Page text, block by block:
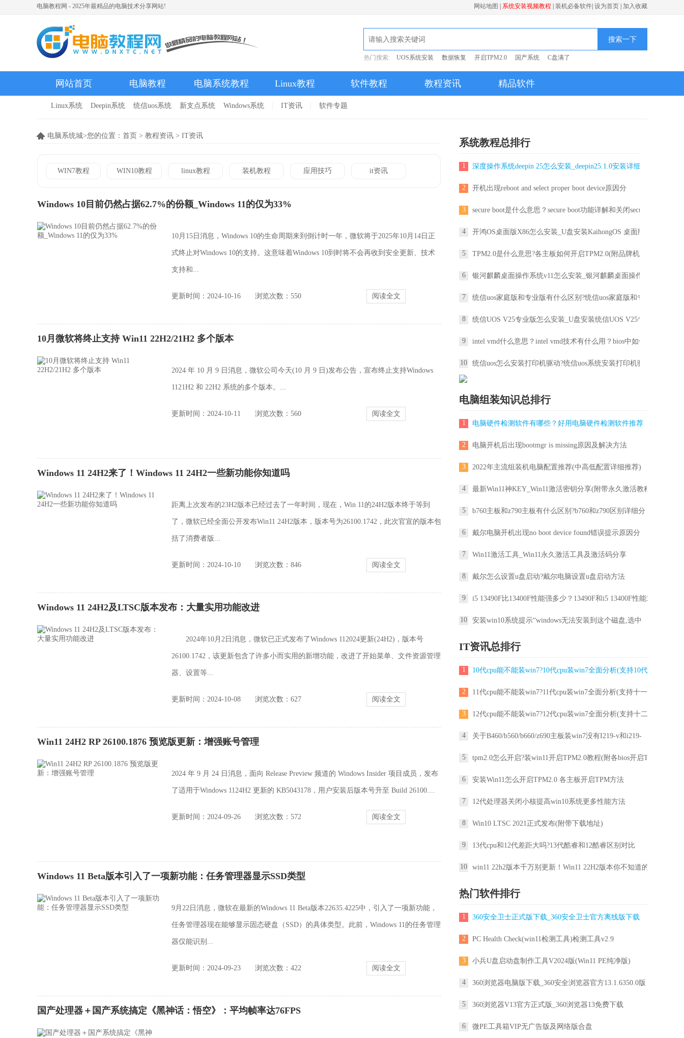
电脑教程网 - 2025年最精品的电脑技术分享网站! 网站地图 系统安装视频教程 装机必备软件 设为首页 加入收藏
搜索一下
热门搜索: UOS系统安装 数据恢复 开启TPM2.0 国产系统 C盘满了
网站首页 电脑教程 电脑系统教程 Linux教程 软件教程 教程资讯 精品软件
Linux系统 Deepin系统 统信uos系统 新支点系统 Windows系统 IT资讯 软件专题
系统教程总排行
1 深度操作系统deepin 25怎么安装_deepin25.1.0安装详细
2 开机出现reboot and select proper boot device原因分
3 secure boot是什么意思？secure boot功能详解和关闭secu
4 开鸿OS桌面版X86怎么安装_U盘安装KaihongOS 桌面版详
5 TPM2.0是什么意思?各主板如何开启TPM2.0(附品牌机开启
6 银河麒麟桌面操作系统v11怎么安装_银河麒麟桌面操作系
7 统信uos家庭版和专业版有什么区别?统信uos家庭版和专
8 统信UOS V25专业版怎么安装_U盘安装统信UOS V25专业版
9 intel vmd什么意思？intel vmd技术有什么用？bios中如何关
10 统信uos怎么安装打印机驱动?统信uos系统安装打印机驱
电脑组装知识总排行
1 电脑硬件检测软件有哪些？好用电脑硬件检测软件推荐
2 电脑开机后出现bootmgr is missing原因及解决方法
3 2022年主流组装机电脑配置推荐(中高低配置详细推荐)
4 最新Win11神KEY_Win11激活密钥分享(附带永久激活教程)
5 b760主板和z790主板有什么区别?b760和z790区别详细分
6 戴尔电脑开机出现no boot device found错误提示原因分
7 Win11激活工具_Win11永久激活工具及激活码分享
8 戴尔怎么设置u盘启动?戴尔电脑设置u盘启动方法
9 i5 13490F比13400F性能强多少？13490F和i5 13400F性能对
10 安装win10系统提示“windows无法安装到这个磁盘,选中
IT资讯总排行
1 10代cpu能不能装win7?10代cpu装win7全面分析(支持10代
2 11代cpu能不能装win7?11代cpu装win7全面分析(支持十一
3 12代cpu能不能装win7?12代cpu装win7全面分析(支持十二
4 关于B460/b560/b660/z690主板装win7没有I219-v和i219-
5 tpm2.0怎么开启?装win11开启TPM2.0教程(附各bios开启T
6 安装Win11怎么开启TPM2.0 各主板开启TPM方法
7 12代处理器关闭小核提高win10系统更多性能方法
8 Win10 LTSC 2021正式发布(附带下载地址)
9 13代cpu和12代差距大吗?13代酷睿和12酷睿区别对比
10 win11 22h2版本千万别更新！Win11 22H2版本你不知道的一
热门软件排行
1 360安全卫士正式版下载_360安全卫士官方离线版下载
2 PC Health Check(win11检测工具)检测工具v2.9
3 小兵U盘启动盘制作工具V2024版(Win11 PE纯净版)
4 360浏览器电脑版下载_360安全浏览器官方13.1.6350.0版
5 360浏览器V13官方正式版_360浏览器13免费下载
6 微PE工具箱VIP无广告版及网络版合盘
电脑系统城>您的位置： 首页 > 教程资讯 > IT资讯
WIN7教程 WIN10教程 linux教程 装机教程 应用技巧 it资讯
Windows 10目前仍然占据62.7%的份额_Windows 11的仅为33%
10月15日消息，Windows 10的生命周期来到倒计时一年，微软将于2025年10月14日正
式终止对Windows 10的支持。这意味着Windows 10到时将不会再收到安全更新、技术
支持和...
更新时间：2024-10-16 浏览次数： 550 阅读全文
10月微软将终止支持 Win11 22H2/21H2 多个版本
2024 年 10 月 9 日消息，微软公司今天(10 月 9 日)发布公告，宣布终止支持Windows
1121H2 和 22H2 系统的多个版本。...
更新时间：2024-10-11 浏览次数： 560 阅读全文
Windows 11 24H2来了！Windows 11 24H2一些新功能你知道吗
距离上次发布的23H2版本已经过去了一年时间，现在，Win 11的24H2版本终于等到
了，微软已经全面公开发布Win11 24H2版本，版本号为26100.1742，此次官宣的版本包
括了消费者版...
更新时间：2024-10-10 浏览次数： 846 阅读全文
Windows 11 24H2及LTSC版本发布：大量实用功能改进
2024年10月2日消息，微软已正式发布了Windows 112024更新(24H2)，版本号
26100.1742，该更新包含了许多小而实用的新增功能，改进了开始菜单、文件资源管理
器、设置等...
更新时间：2024-10-08 浏览次数： 627 阅读全文
Win11 24H2 RP 26100.1876 预览版更新：增强账号管理
2024 年 9 月 24 日消息，面向 Release Preview 频道的 Windows Insider 项目成员，发布
了适用于Windows 1124H2 更新的 KB5043178，用户安装后版本号升至 Build 26100....
更新时间：2024-09-26 浏览次数： 572 阅读全文
Windows 11 Beta版本引入了一项新功能：任务管理器显示SSD类型
9月22日消息，微软在最新的Windows 11 Beta版本22635.4225中，引入了一项新功能，
任务管理器现在能够显示固态硬盘（SSD）的具体类型。此前，Windows 11的任务管理
器仅能识别...
更新时间：2024-09-23 浏览次数： 422 阅读全文
国产处理器＋国产系统搞定《黑神话：悟空》：平均帧率达76FPS